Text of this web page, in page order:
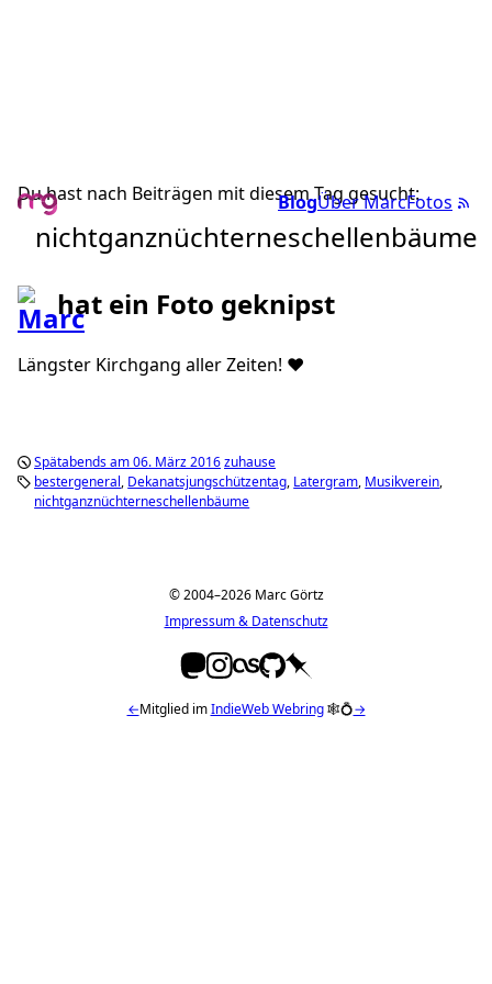
BlogÜber MarcFotos
Du hast nach Beiträgen mit diesem Tag gesucht:
nichtganznüchterneschellenbäume
hat ein Foto geknipst
Längster Kirchgang aller Zeiten! ❤️
Spätabends am 06. März 2016zuhause
bestergeneral Dekanatsjungschützentag Latergram Musikverein
nichtganznüchterneschellenbäume
© 2004–2026 Marc Görtz
Impressum & Datenschutz
←Mitglied imIndieWeb Webring🕸💍→